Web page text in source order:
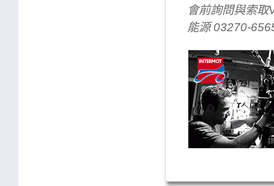
會前詢問與索
能源 03270-